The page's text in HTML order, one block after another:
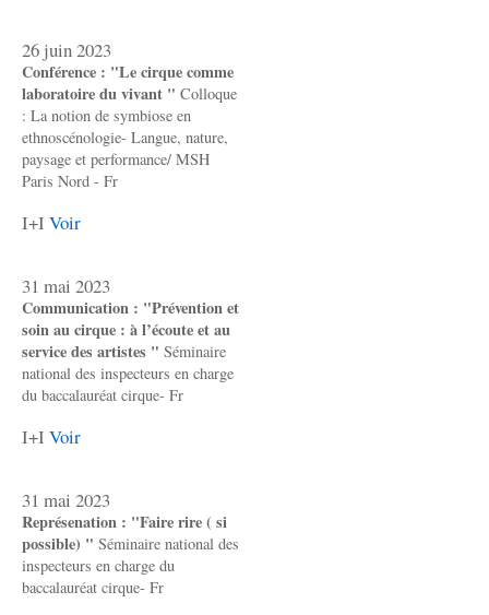
26 juin 2023
Conférence : "Le cirque comme
laboratoire du vivant " Colloque
: La notion de symbiose en
ethnoscénologie- Langue, nature,
paysage et performance/ MSH
Paris Nord - Fr
I+I Voir
31 mai 2023
Communication : "Prévention et
soin au cirque : à l’écoute et au
service des artistes " Séminaire
national des inspecteurs en charge
du baccalauréat cirque- Fr
I+I Voir
31 mai 2023
Représenation : "Faire rire ( si
possible) " Séminaire national des
inspecteurs en charge du
baccalauréat cirque- Fr